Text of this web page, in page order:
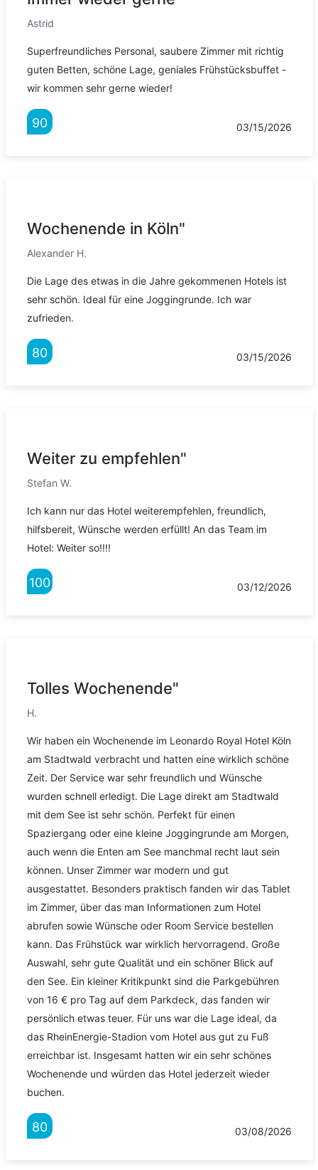
Astrid
Superfreundliches Personal, saubere Zimmer mit richtig
guten Betten, schöne Lage, geniales Frühstücksbuffet -
wir kommen sehr gerne wieder!
90 03/15/2026
Wochenende in Köln"
Alexander H.
Die Lage des etwas in die Jahre gekommenen Hotels ist
sehr schön. Ideal für eine Joggingrunde. Ich war
zufrieden.
80 03/15/2026
Weiter zu empfehlen"
Stefan W.
Ich kann nur das Hotel weiterempfehlen, freundlich,
hilfsbereit, Wünsche werden erfüllt! An das Team im
Hotel: Weiter so!!!!
100 03/12/2026
Tolles Wochenende"
H.
Wir haben ein Wochenende im Leonardo Royal Hotel Köln
am Stadtwald verbracht und hatten eine wirklich schöne
Zeit. Der Service war sehr freundlich und Wünsche
wurden schnell erledigt. Die Lage direkt am Stadtwald
mit dem See ist sehr schön. Perfekt für einen
Spaziergang oder eine kleine Joggingrunde am Morgen,
auch wenn die Enten am See manchmal recht laut sein
können. Unser Zimmer war modern und gut
ausgestattet. Besonders praktisch fanden wir das Tablet
im Zimmer, über das man Informationen zum Hotel
abrufen sowie Wünsche oder Room Service bestellen
kann. Das Frühstück war wirklich hervorragend. Große
Auswahl, sehr gute Qualität und ein schöner Blick auf
den See. Ein kleiner Kritikpunkt sind die Parkgebühren
von 16 € pro Tag auf dem Parkdeck, das fanden wir
persönlich etwas teuer. Für uns war die Lage ideal, da
das RheinEnergie-Stadion vom Hotel aus gut zu Fuß
erreichbar ist. Insgesamt hatten wir ein sehr schönes
Wochenende und würden das Hotel jederzeit wieder
buchen.
80 03/08/2026